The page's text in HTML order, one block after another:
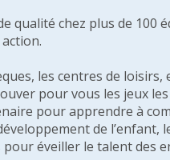
qualité chez plus de 100
les centres de loisirs,
pour vous les jeux
pour apprendre à
de l’enfant,
éveiller le talent des